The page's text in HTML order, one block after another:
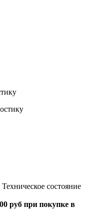
Техническое состояние
руб при покупке в